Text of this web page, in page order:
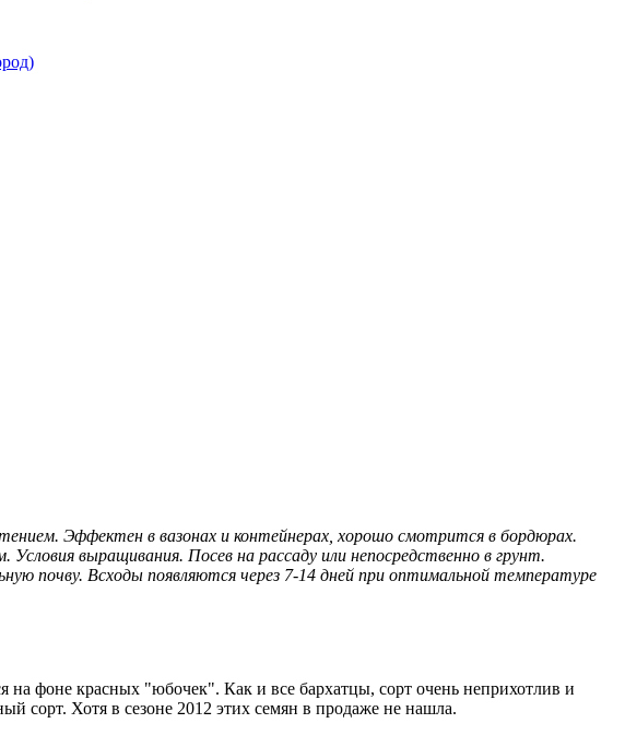
Эффектен в вазонах и контейнерах, хорошо смотрится в бордюрах.
выращивания. Посев на рассаду или непосредственно в грунт.
почву. Всходы появляются через 7-14 дней при оптимальной температуре
на фоне красных "юбочек". Как и все бархатцы, сорт очень неприхотлив и
сорт. Хотя в сезоне 2012 этих семян в продаже не нашла.